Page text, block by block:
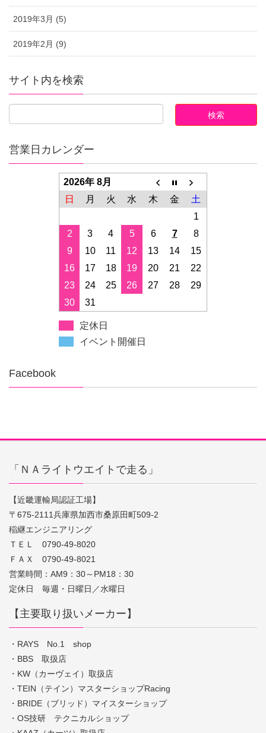
2019年3月 (5)
2019年2月 (9)
サイト内を検索
営業日カレンダー
2026年 8月
日
月 火 水 木 金
土
1
2
3 4 5 6 7
8
9
10 11 12 13 14
15
16
17 18 19 20 21
22
23
24 25 26 27 28
29
30
31
定休日
イベント開催日
Facebook
「ＮＡライトウエイトで走る」
【近畿運輸局認証工場】
〒675-2111兵庫県加西市桑原田町509-2
稲継エンジニアリング
ＴＥＬ 0790-49-8020
ＦＡＸ 0790-49-8021
営業時間：AM9：30～PM18：30
定休日 毎週・日曜日／水曜日
【主要取り扱いメーカー】
・RAYS No.1 shop
・BBS 取扱店
・KW（カーヴェイ）取扱店
・TEIN（テイン）マスターショップRacing
・BRIDE（ブリッド）マイスターショップ
・OS技研 テクニカルショップ